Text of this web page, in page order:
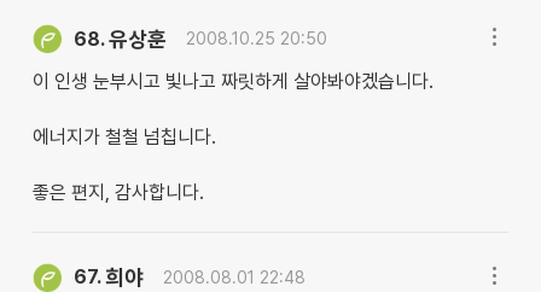
68.유상훈 2008.10.25 20:50
이 인생 눈부시고 빛나고 짜릿하게 살야봐야겠습니다.
에너지가 철철 넘칩니다.
좋은 편지, 감사합니다.
67.희야 2008.08.01 22:48